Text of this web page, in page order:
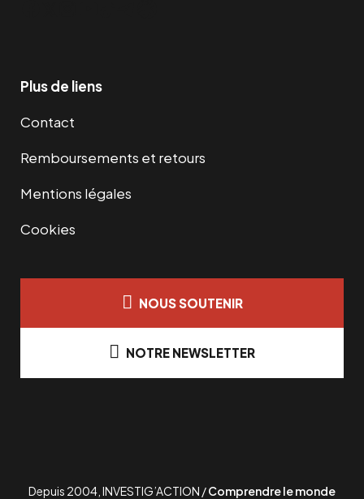
Plus de liens
Contact
Remboursements et retours
Mentions légales
Cookies
NOUS SOUTENIR
NOTRE NEWSLETTER
Depuis 2004, INVESTIG’ACTION /Comprendre le monde